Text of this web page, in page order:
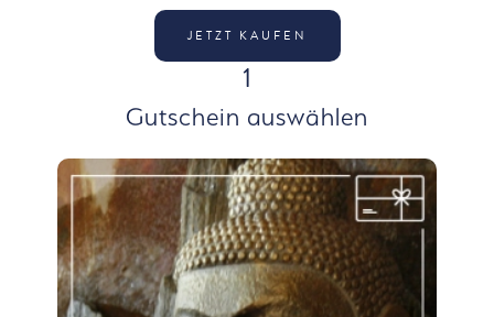
JETZT KAUFEN
1
Gutschein auswählen